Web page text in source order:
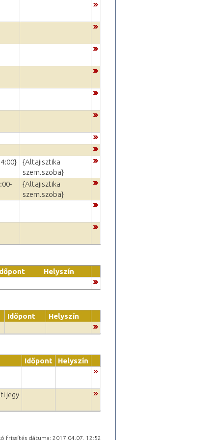
{Altajisztika
szem.szoba}
{Altajisztika
szem.szoba}
Helyszín
Időpont
Helyszín
Időpont
Helyszín
jegy
frissítés dátuma: 2017.04.07. 12:52